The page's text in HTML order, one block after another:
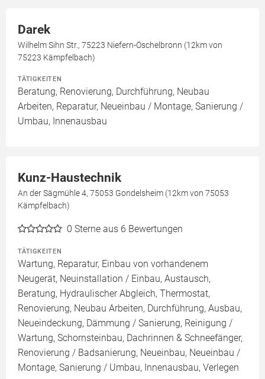
Darek
Wilhelm Sihn Str., 75223 Niefern-Öschelbronn (12km von
75223 Kämpfelbach)
TÄTIGKEITEN
Beratung, Renovierung, Durchführung, Neubau
Arbeiten, Reparatur, Neueinbau / Montage, Sanierung /
Umbau, Innenausbau
Kunz-Haustechnik
An der Sägmühle 4, 75053 Gondelsheim (12km von 75053
Kämpfelbach)
0 Sterne aus 6 Bewertungen
TÄTIGKEITEN
Wartung, Reparatur, Einbau von vorhandenem
Neugerät, Neuinstallation / Einbau, Austausch,
Beratung, Hydraulischer Abgleich, Thermostat,
Renovierung, Neubau Arbeiten, Durchführung, Ausbau,
Neueindeckung, Dämmung / Sanierung, Reinigung /
Wartung, Schornsteinbau, Dachrinnen & Schneefänger,
Renovierung / Badsanierung, Neueinbau, Neueinbau /
Montage, Sanierung / Umbau, Innenausbau, Verlegen